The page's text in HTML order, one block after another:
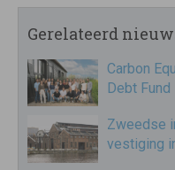
Gerelateerd
Carbon
Debt Fund
Zweedse
vestiging